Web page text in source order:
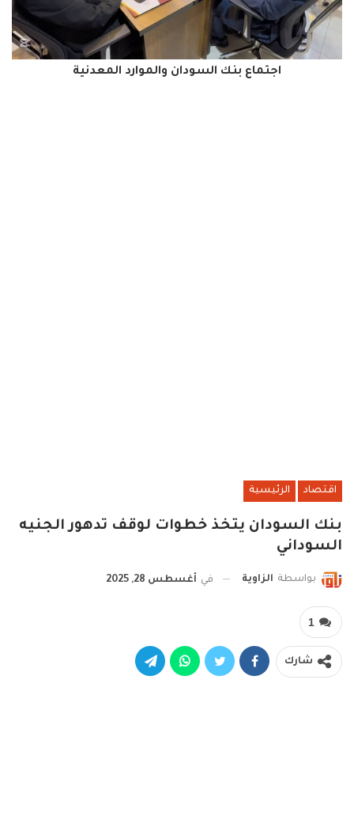
اجتماع بنك السودان والموارد المعدنية
اقتصاد الرئيسية
بنك السودان يتخذ خطوات لوقف تدهور الجنيه
السوداني
بواسطة الزاوية في أغسطس 28, 2025
1
شارك